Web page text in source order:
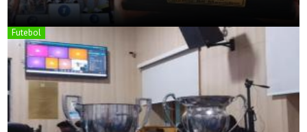
Futebol